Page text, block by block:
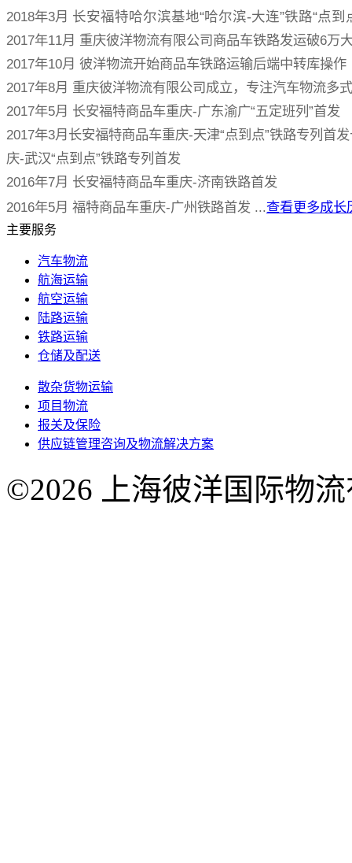
2018年3月 长安福特哈尔滨基地“哈尔滨-大连”铁路“点到
2017年11月 重庆彼洋物流有限公司商品车铁路发运破6万
2017年10月 彼洋物流开始商品车铁路运输后端中转库操作
2017年8月 重庆彼洋物流有限公司成立，专注汽车物流多
2017年5月 长安福特商品车重庆-广东渝广“五定班列”首发
2017年3月长安福特商品车重庆-天津“点到点”铁路专列首
庆-武汉“点到点”铁路专列首发
2016年7月 长安福特商品车重庆-济南铁路首发
2016年5月 福特商品车重庆-广州铁路首发 ...查看更多成长
主要服务
汽车物流
航海运输
航空运输
陆路运输
铁路运输
仓储及配送
散杂货物运输
项目物流
报关及保险
供应链管理咨询及物流解决方案
©2026 上海彼洋国际物